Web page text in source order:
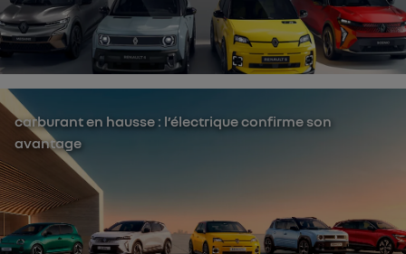
carburant en hausse : l’électrique confirme son
avantage